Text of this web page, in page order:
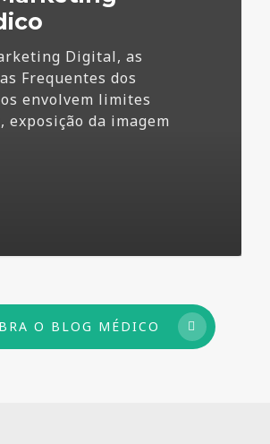
Digital, as
Frequentes dos
envolvem limites
exposição da imagem
O BLOG MÉDICO